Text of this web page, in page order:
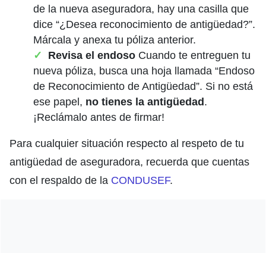
de la nueva aseguradora, hay una casilla que
dice “¿Desea reconocimiento de antigüedad?”.
Márcala y anexa tu póliza anterior.
Revisa el endoso Cuando te entreguen tu
nueva póliza, busca una hoja llamada “Endoso
de Reconocimiento de Antigüedad”. Si no está
ese papel, no tienes la antigüedad.
¡Reclámalo antes de firmar!
Para cualquier situación respecto al respeto de tu
antigüedad de aseguradora, recuerda que cuentas
con el respaldo de la CONDUSEF.